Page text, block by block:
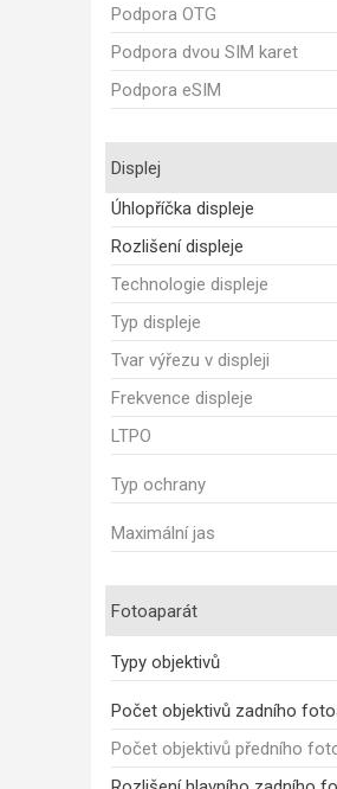
Podpora OTG
Podpora dvou SIM karet
Podpora eSIM
Displej
Úhlopříčka displeje
Rozlišení displeje
Technologie displeje
Typ displeje
Tvar výřezu v displeji
Frekvence displeje
LTPO
Typ ochrany
Maximální jas
Fotoaparát
Typy objektivů
Počet objektivů zadního
Počet objektivů předního